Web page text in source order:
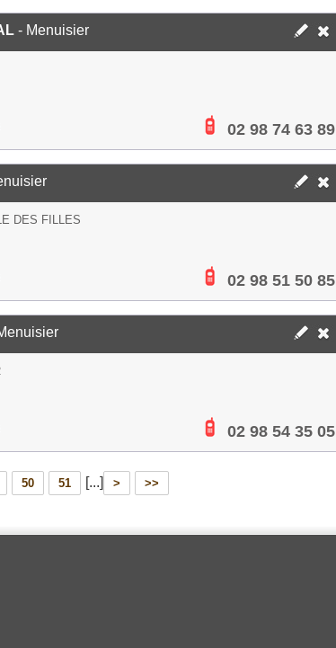
- Menuisier
02 98 74 63 89
DES FILLES
02 98 51 50 85
02 98 54 35 05
50 51 [...] > >>